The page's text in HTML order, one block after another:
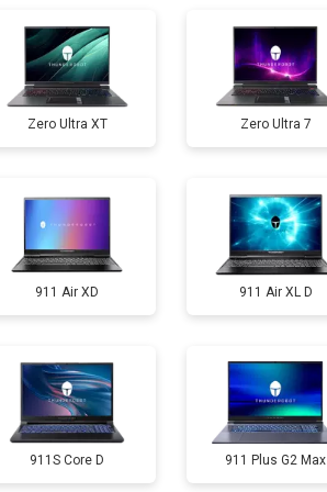
2300 ₽ Заказать
3300 ₽ Заказать
3800 ₽ Заказать
1500 ₽ Заказать
1200 ₽ Заказать
2300 ₽ Заказать
Zero Ultra XT Zero Ultra 7
911 Air XD 911 Air XL D
911S Core D 911 Plus G2 Max